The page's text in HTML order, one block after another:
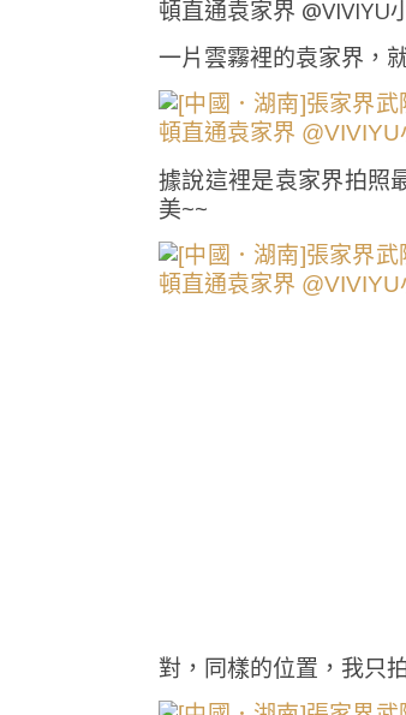
一片雲霧裡的袁家界，
據說這裡是袁家界拍照
美~~
對，同樣的位置，我只